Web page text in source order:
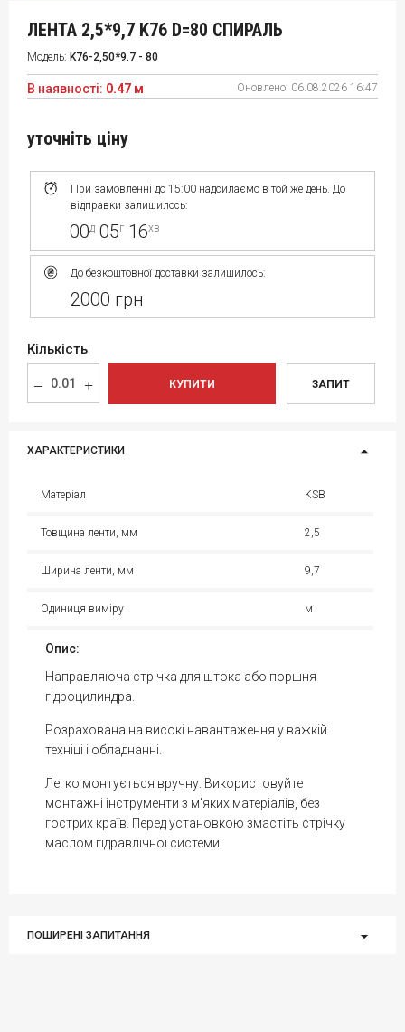
ЛЕНТА 2,5*9,7 K76 D=80 СПИРАЛЬ
Модель: K76-2,50*9.7 - 80
В наявності: 0.47 м Оновлено: 06.08.2026 16:47
При замовленні до 15:00 надсилаємо в той же день. До
відправки залишилось:
00д 05г 16хв
До безкоштовної доставки залишилось:
2000 грн
уточніть ціну
Кількість
КУПИТИ ЗАПИТ
ХАРАКТЕРИСТИКИ
Матеріал KSB
Товщина ленти, мм 2,5
Ширина ленти, мм 9,7
Одиниця виміру м
Опис:
Направляюча стрічка для штока або поршня
гідроцилиндра.
Розрахована на високі навантаження у важкій
техніці і обладнанні.
Легко монтується вручну. Використовуйте
монтажні інструменти з м'яких матеріалів, без
гострих країв. Перед установкою змастіть стрічку
маслом гідравлічної системи.
ПОШИРЕНІ ЗАПИТАННЯ